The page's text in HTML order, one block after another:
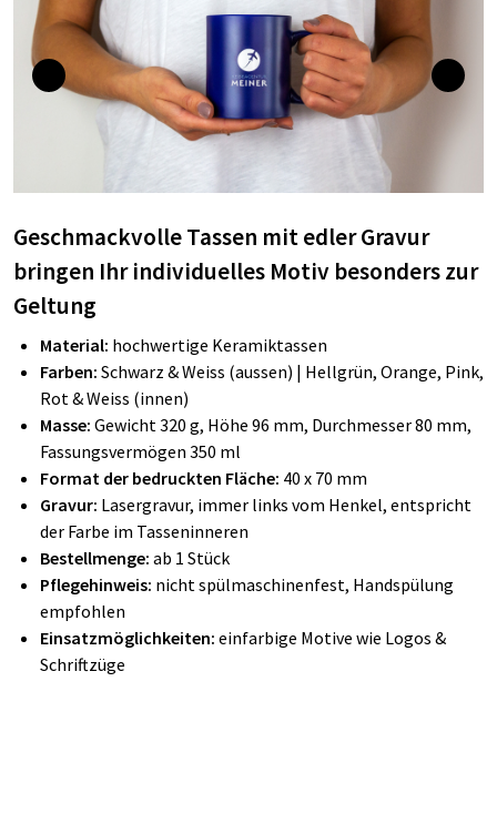
Geschmackvolle Tassen mit edler Gravur
bringen Ihr individuelles Motiv besonders zur
Geltung
Material: hochwertige Keramiktassen
Farben: Schwarz & Weiss (aussen) | Hellgrün, Orange, Pink,
Rot & Weiss (innen)
Masse: Gewicht 320 g, Höhe 96 mm, Durchmesser 80 mm,
Fassungsvermögen 350 ml
Format der bedruckten Fläche: 40 x 70 mm
Gravur: Lasergravur, immer links vom Henkel, entspricht
der Farbe im Tasseninneren
Bestellmenge: ab 1 Stück
Pflegehinweis: nicht spülmaschinenfest, Handspülung
empfohlen
Einsatzmöglichkeiten: einfarbige Motive wie Logos &
Schriftzüge